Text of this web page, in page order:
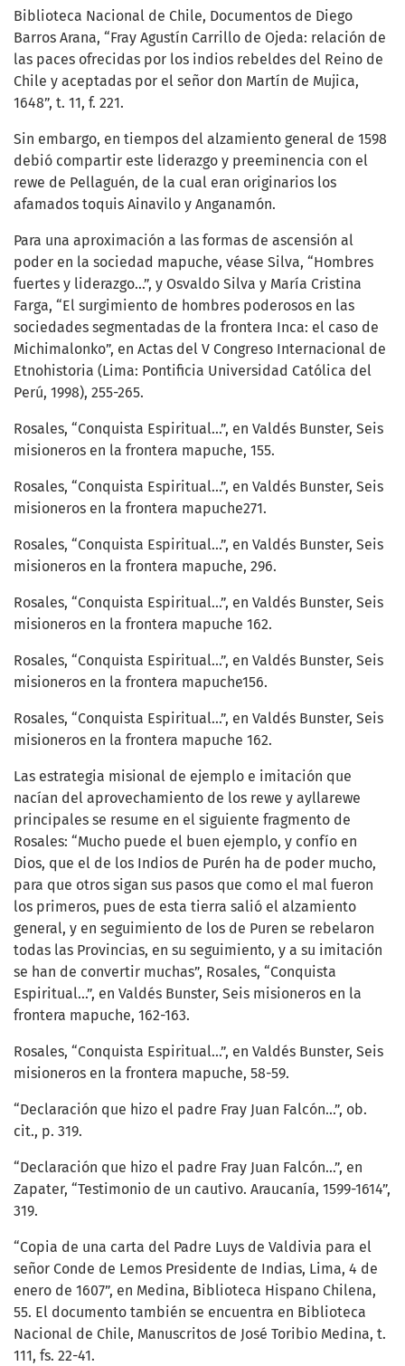
Biblioteca Nacional de Chile, Documentos de Diego
Barros Arana, “Fray Agustín Carrillo de Ojeda: relación de
las paces ofrecidas por los indios rebeldes del Reino de
Chile y aceptadas por el señor don Martín de Mujica,
1648”, t. 11, f. 221.
Sin embargo, en tiempos del alzamiento general de 1598
debió compartir este liderazgo y preeminencia con el
rewe de Pellaguén, de la cual eran originarios los
afamados toquis Ainavilo y Anganamón.
Para una aproximación a las formas de ascensión al
poder en la sociedad mapuche, véase Silva, “Hombres
fuertes y liderazgo…”, y Osvaldo Silva y María Cristina
Farga, “El surgimiento de hombres poderosos en las
sociedades segmentadas de la frontera Inca: el caso de
Michimalonko”, en Actas del V Congreso Internacional de
Etnohistoria (Lima: Pontificia Universidad Católica del
Perú, 1998), 255-265.
Rosales, “Conquista Espiritual...”, en Valdés Bunster, Seis
misioneros en la frontera mapuche, 155.
Rosales, “Conquista Espiritual...”, en Valdés Bunster, Seis
misioneros en la frontera mapuche271.
Rosales, “Conquista Espiritual...”, en Valdés Bunster, Seis
misioneros en la frontera mapuche, 296.
Rosales, “Conquista Espiritual...”, en Valdés Bunster, Seis
misioneros en la frontera mapuche 162.
Rosales, “Conquista Espiritual...”, en Valdés Bunster, Seis
misioneros en la frontera mapuche156.
Rosales, “Conquista Espiritual...”, en Valdés Bunster, Seis
misioneros en la frontera mapuche 162.
Las estrategia misional de ejemplo e imitación que
nacían del aprovechamiento de los rewe y ayllarewe
principales se resume en el siguiente fragmento de
Rosales: “Mucho puede el buen ejemplo, y confío en
Dios, que el de los Indios de Purén ha de poder mucho,
para que otros sigan sus pasos que como el mal fueron
los primeros, pues de esta tierra salió el alzamiento
general, y en seguimiento de los de Puren se rebelaron
todas las Provincias, en su seguimiento, y a su imitación
se han de convertir muchas”, Rosales, “Conquista
Espiritual...”, en Valdés Bunster, Seis misioneros en la
frontera mapuche, 162-163.
Rosales, “Conquista Espiritual...”, en Valdés Bunster, Seis
misioneros en la frontera mapuche, 58-59.
“Declaración que hizo el padre Fray Juan Falcón...”, ob.
cit., p. 319.
“Declaración que hizo el padre Fray Juan Falcón…”, en
Zapater, “Testimonio de un cautivo. Araucanía, 1599-1614”,
319.
“Copia de una carta del Padre Luys de Valdivia para el
señor Conde de Lemos Presidente de Indias, Lima, 4 de
enero de 1607”, en Medina, Biblioteca Hispano Chilena,
55. El documento también se encuentra en Biblioteca
Nacional de Chile, Manuscritos de José Toribio Medina, t.
111, fs. 22-41.